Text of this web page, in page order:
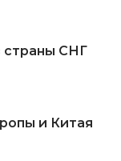
страны СНГ
и Китая